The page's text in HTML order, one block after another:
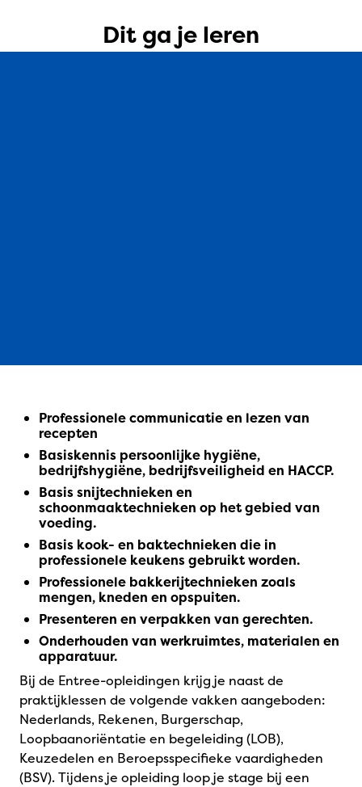
Dit ga je leren
Professionele communicatie en lezen van
recepten
Basiskennis persoonlijke hygiëne,
bedrijfshygiëne, bedrijfsveiligheid en HACCP.
Basis snijtechnieken en
schoonmaaktechnieken op het gebied van
voeding.
Basis kook- en baktechnieken die in
professionele keukens gebruikt worden.
Professionele bakkerijtechnieken zoals
mengen, kneden en opspuiten.
Presenteren en verpakken van gerechten.
Onderhouden van werkruimtes, materialen en
apparatuur.
Bij de Entree-opleidingen krijg je naast de
praktijklessen de volgende vakken aangeboden:
Nederlands, Rekenen, Burgerschap,
Loopbaanoriëntatie en begeleiding (LOB),
Keuzedelen en Beroepsspecifieke vaardigheden
(BSV). Tijdens je opleiding loop je stage bij een